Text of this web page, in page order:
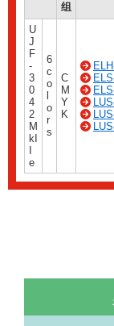
组
U
J
F
-
3
0
4
2
M
kI
e
6
c
o
o
r
s
C
M
Y
K